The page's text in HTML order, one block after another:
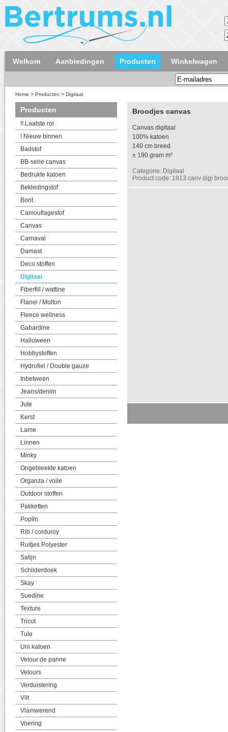
Welkom Aanbiedingen Producten Winkelwagen
Home > Producten > Digitaal
Producten
!! Laatste rol
! Nieuw binnen
Badstof
BB-serie canvas
Bedrukte katoen
Bekledingstof
Bont
Camouflagestof
Canvas
Carnaval
Damast
Deco stoffen
Digitaal
Fiberfill / wattine
Flanel / Molton
Fleece wellness
Gabardine
Halloween
Hobbystoffen
Hydrofiel / Double gauze
Inbetween
Jeans/denim
Jute
Kerst
Lame
Linnen
Minky
Ongebleekte katoen
Organza / voile
Outdoor stoffen
Pakketten
Poplin
Rib / corduroy
Ruitjes Polyester
Satijn
Schilderdoek
Skay
Suedine
Texture
Tricot
Tule
Uni katoen
Velour de panne
Velours
Verduistering
Vilt
Vlamwerend
Voering
Broodjes canvas
Canvas digitaal
100% katoen
140 cm breed
± 190 gram m²
Categorie: Digitaal
Product code: 1913 canv digi